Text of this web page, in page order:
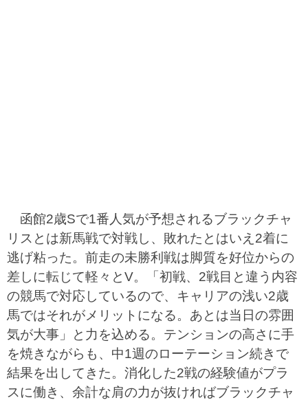
函館2歳Sで1番人気が予想されるブラックチャ
リスとは新馬戦で対戦し、敗れたとはいえ2着に
逃げ粘った。前走の未勝利戦は脚質を好位からの
差しに転じて軽々とV。「初戦、2戦目と違う内容
の競馬で対応しているので、キャリアの浅い2歳
馬ではそれがメリットになる。あとは当日の雰囲
気が大事」と力を込める。テンションの高さに手
を焼きながらも、中1週のローテーション続きで
結果を出してきた。消化した2戦の経験値がプラ
スに働き、余計な肩の力が抜ければブラックチャ